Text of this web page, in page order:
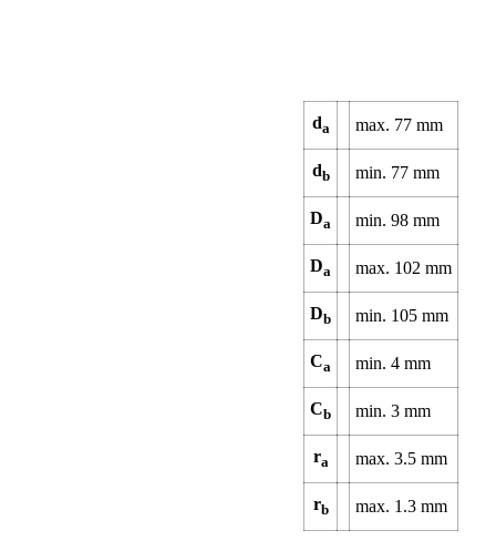
da max. 77mm
db min. 77mm
Da min. 98mm
Da max. 102mm
Db min. 105mm
Ca min. 4mm
Cb min. 3mm
ra max. 3.5mm
rb max. 1.3mm